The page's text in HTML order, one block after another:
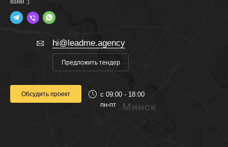
вами :)
hi@leadme.agency
Предложить тендер
Обсудить проект
c 09:00 - 18:00
пн-пт